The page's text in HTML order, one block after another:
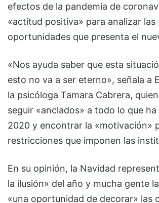
efectos de la pandemia de
«actitud positiva» para analizar las
oportunidades que presenta el
«Nos ayuda saber que esta
esto no va a ser eterno», señala a
la psicóloga Tamara Cabrera,
seguir «anclados» a todo lo que ha
2020 y encontrar la «motivación»
restricciones que imponen las
En su opinión, la Navidad
la ilusión» del año y mucha gente
«una oportunidad de decorar» las